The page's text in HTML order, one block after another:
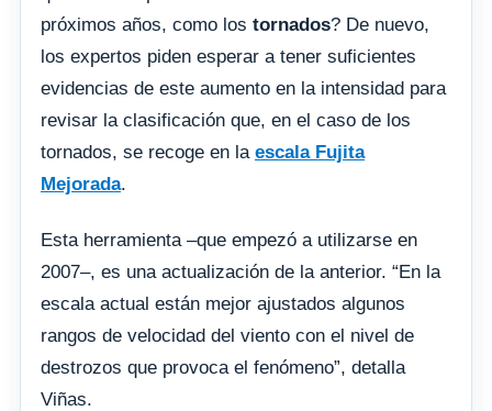
próximos años, como los tornados? De nuevo,
los expertos piden esperar a tener suficientes
evidencias de este aumento en la intensidad para
revisar la clasificación que, en el caso de los
tornados, se recoge en la escala Fujita
Mejorada.
Esta herramienta –que empezó a utilizarse en
2007–, es una actualización de la anterior. “En la
escala actual están mejor ajustados algunos
rangos de velocidad del viento con el nivel de
destrozos que provoca el fenómeno”, detalla
Viñas.